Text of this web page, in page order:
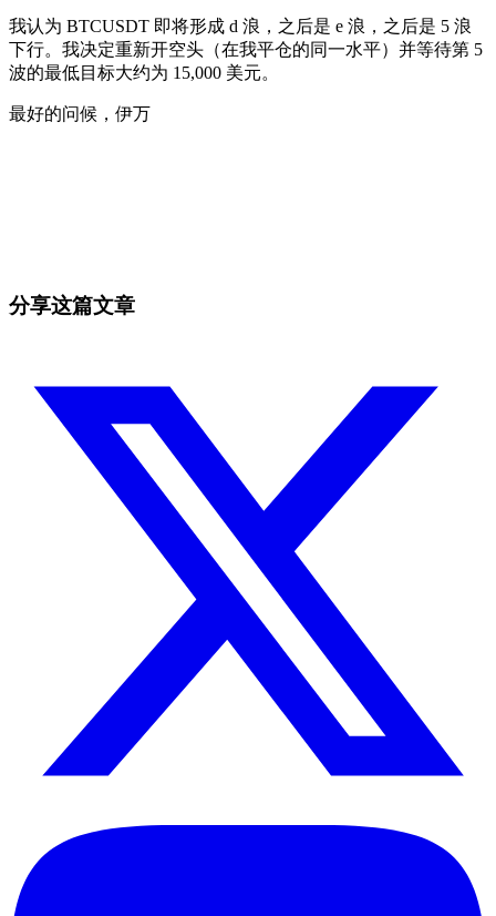
我认为 BTCUSDT 即将形成 d 浪，之后是 e 浪，之后是 5 浪
下行。我决定重新开空头（在我平仓的同一水平）并等待第 5
波的最低目标大约为 15,000 美元。
最好的问候，伊万
分享这篇文章